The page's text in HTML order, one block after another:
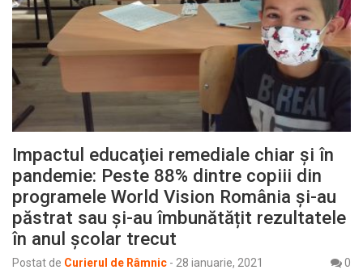
Impactul educaţiei remediale chiar şi în
pandemie: Peste 88% dintre copiii din
programele World Vision România și-au
păstrat sau și-au îmbunătățit rezultatele
în anul școlar trecut
Postat de Curierul de Râmnic - 28 ianuarie, 2021
0